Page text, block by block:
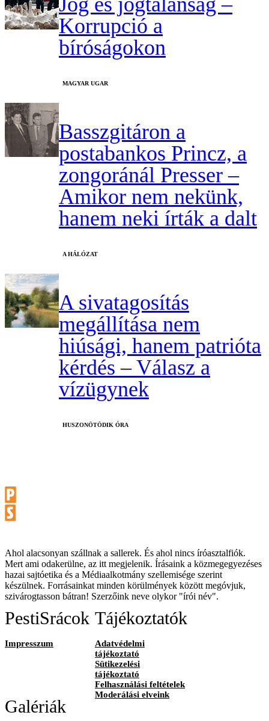
Korrupció a
bíróságokon
MAGYAR UGAR
Basszgitáron a
postabankos Princz, a
zongoránál Presser –
Amikor nem nekünk,
hanem neki írták a dalt
A HÁLÓZAT
A sivatagosítás
megállítása nem
hiúsági, hanem patrióta
kérdés – Válasz a
vízügynek
HUSZONÖTÖDIK ÓRA
Ahol alacsonyan szállnak a sallerek. És ahol nincs íróasztalfiók.
Mert ami odakerülne, az itt megjelenik. Írásaink a közmegegyezéses
hazai sajtóetika és a Médiaalkotmány szellemisége szerint
készülnek. Forrásainkat minden körülmények között megóvjuk,
szivárogtasson bátran! Szerzőink neve olykor "írói név".
PestiSrácok
Impresszum
Tájékoztatók
Adatvédelmi
tájékoztató
Sütikezelési
tájékoztató
Felhasználási feltételek
Moderálási elveink
Galériák